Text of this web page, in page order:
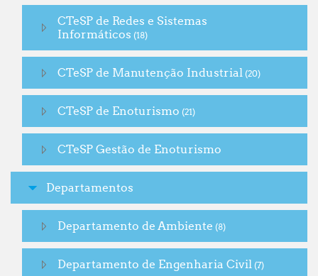
CTeSP de Redes e Sistemas
Informáticos (18)
CTeSP de Manutenção Industrial (20)
CTeSP de Enoturismo (21)
CTeSP Gestão de Enoturismo
Departamentos
Departamento de Ambiente (8)
Departamento de Engenharia Civil (7)